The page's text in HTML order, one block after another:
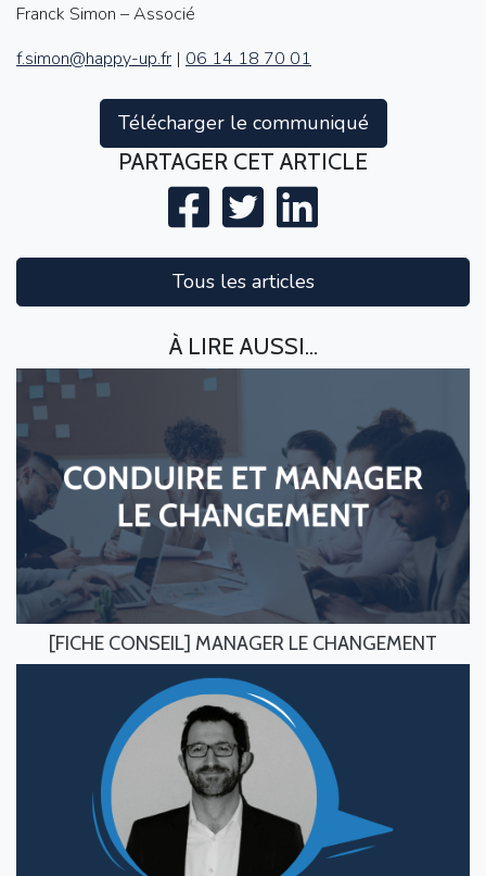
Franck Simon – Associé
f.simon@happy-up.fr | 06 14 18 70 01
Télécharger le communiqué
PARTAGER CET ARTICLE
Tous les articles
À LIRE AUSSI...
[FICHE CONSEIL] MANAGER LE CHANGEMENT